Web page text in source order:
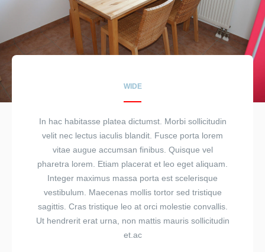
WIDE
In hac habitasse platea dictumst. Morbi sollicitudin
velit nec lectus iaculis blandit. Fusce porta lorem
vitae augue accumsan finibus. Quisque vel
pharetra lorem. Etiam placerat et leo eget aliquam.
Integer maximus massa porta est scelerisque
vestibulum. Maecenas mollis tortor sed tristique
sagittis. Cras tristique leo at orci molestie convallis.
Ut hendrerit erat urna, non mattis mauris sollicitudin
et.ac